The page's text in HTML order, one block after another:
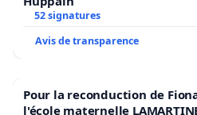
52 signatures
Avis de transparence
Pour la reconduction de
l'école maternelle